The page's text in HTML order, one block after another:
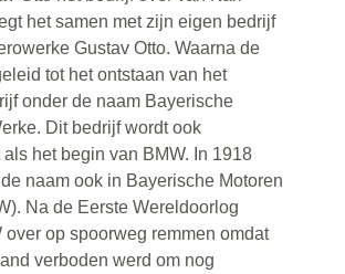
het samen met zijn eigen bedrijf
Gustav Otto. Waarna de
tot het ontstaan van het
onder de naam Bayerische
Dit bedrijf wordt ook
het begin van BMW. In 1918
naam ook in Bayerische Motoren
Na de Eerste Wereldoorlog
over op spoorweg remmen omdat
verboden werd om nog